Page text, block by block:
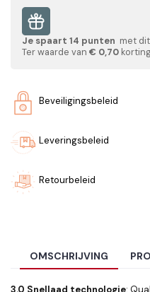
Je spaart 14 punten met
Ter waarde van € 0,70
Beveiligingsbeleid
Leveringsbeleid
Retourbeleid
OMSCHRIJVING